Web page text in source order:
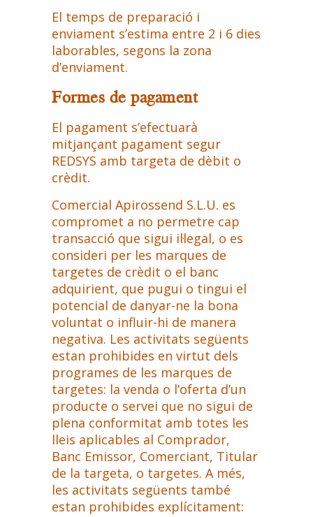
El temps de preparació i
enviament s’estima entre 2 i 6 dies
laborables, segons la zona
d’enviament.
Formes de pagament
El pagament s’efectuarà
mitjançant pagament segur
REDSYS amb targeta de dèbit o
crèdit.
Comercial Apirossend S.L.U. es
compromet a no permetre cap
transacció que sigui il·legal, o es
consideri per les marques de
targetes de crèdit o el banc
adquirient, que pugui o tingui el
potencial de danyar-ne la bona
voluntat o influir-hi de manera
negativa. Les activitats següents
estan prohibides en virtut dels
programes de les marques de
targetes: la venda o l’oferta d’un
producte o servei que no sigui de
plena conformitat amb totes les
lleis aplicables al Comprador,
Banc Emissor, Comerciant, Titular
de la targeta, o targetes. A més,
les activitats següents també
estan prohibides explícitament: